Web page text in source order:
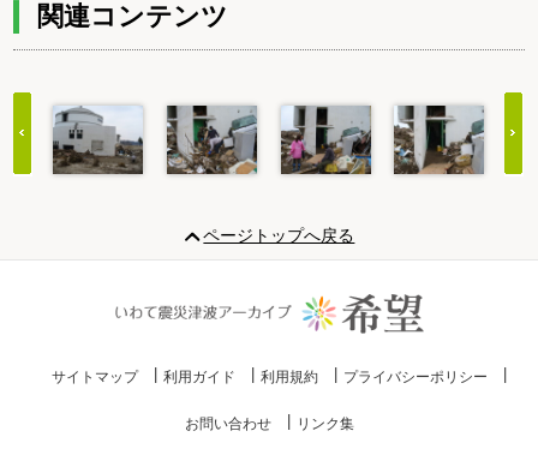
関連コンテンツ
20
ページトップへ戻る
サイトマップ 利用ガイド 利用規約 プライバシーポリシー
お問い合わせ リンク集